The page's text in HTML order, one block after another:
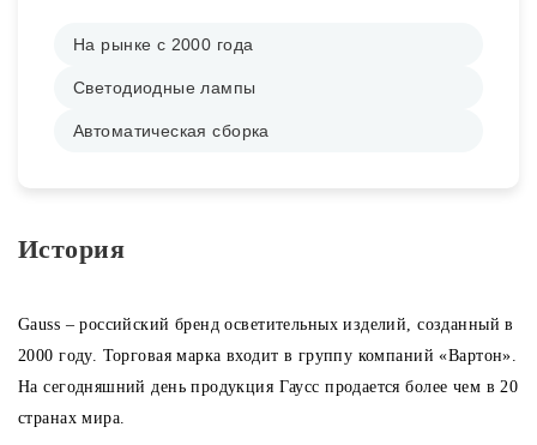
Уличное освещение
Светодиодная лента
Предметы интерьера
На рынке с 2000 года
Светодиодные лампы
Автоматическая сборка
История
Gauss – российский бренд осветительных изделий, созданный в
2000 году. Торговая марка входит в группу компаний «Вартон».
На сегодняшний день продукция Гаусc продается более чем в 20
странах мира.